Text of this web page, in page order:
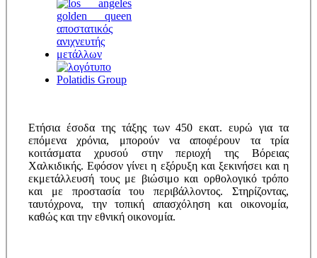
Ετήσια έσοδα της τάξης των 450 εκατ. ευρώ για τα
επόμενα χρόνια, μπορούν να αποφέρουν τα τρία
κοιτάσματα χρυσού στην περιοχή της Βόρειας
Χαλκιδικής. Εφόσον γίνει η εξόρυξη και ξεκινήσει και η
εκμετάλλευσή τους με βιώσιμο και ορθολογικό τρόπο
και με προστασία του περιβάλλοντος. Στηρίζοντας,
ταυτόχρονα, την τοπική απασχόληση και οικονομία,
καθώς και την εθνική οικονομία.